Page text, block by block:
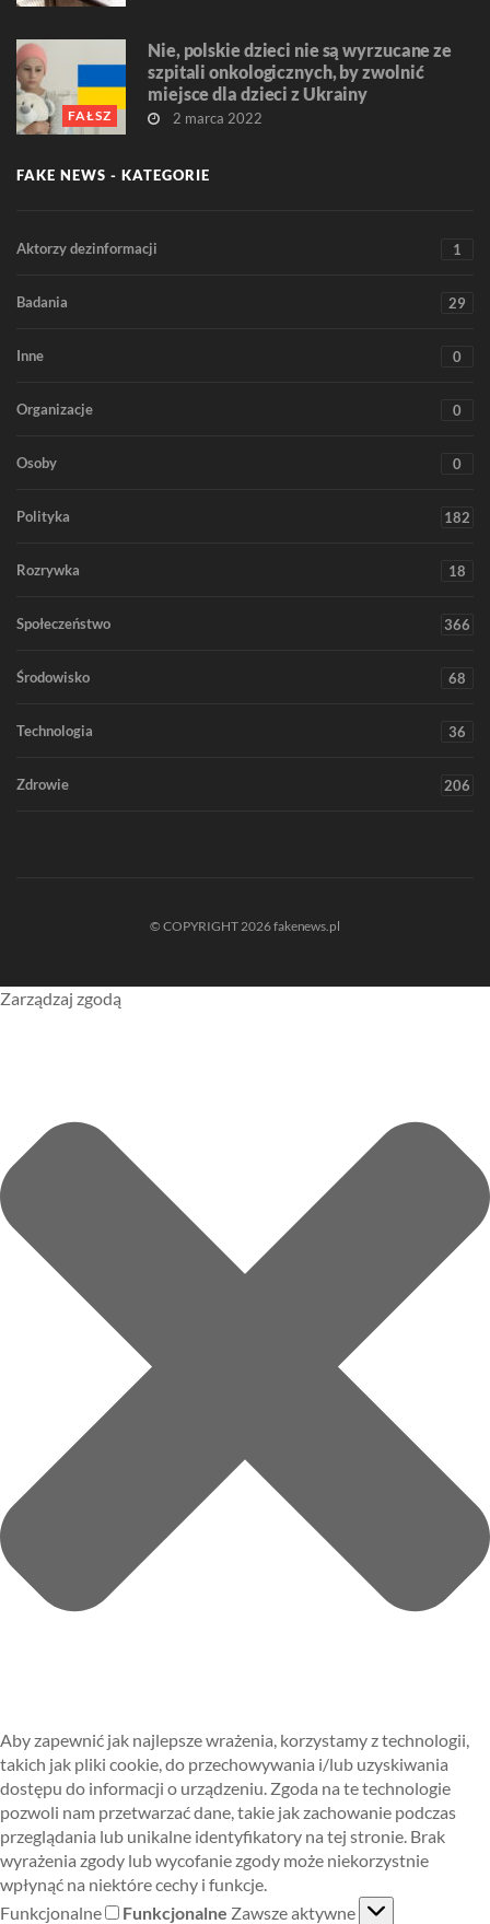
FAŁSZ
Nie, polskie dzieci nie są wyrzucane ze
szpitali onkologicznych, by zwolnić
miejsce dla dzieci z Ukrainy
2 marca 2022
FAKE NEWS - KATEGORIE
Aktorzy dezinformacji 1
Badania 29
Inne 0
Organizacje 0
Osoby 0
Polityka 182
Rozrywka 18
Społeczeństwo 366
Środowisko 68
Technologia 36
Zdrowie 206
© COPYRIGHT 2026 fakenews.pl
Zarządzaj zgodą
Aby zapewnić jak najlepsze wrażenia, korzystamy z technologii,
takich jak pliki cookie, do przechowywania i/lub uzyskiwania
dostępu do informacji o urządzeniu. Zgoda na te technologie
pozwoli nam przetwarzać dane, takie jak zachowanie podczas
przeglądania lub unikalne identyfikatory na tej stronie. Brak
wyrażenia zgody lub wycofanie zgody może niekorzystnie
wpłynąć na niektóre cechy i funkcje.
Funkcjonalne
Funkcjonalne Zawsze aktywne